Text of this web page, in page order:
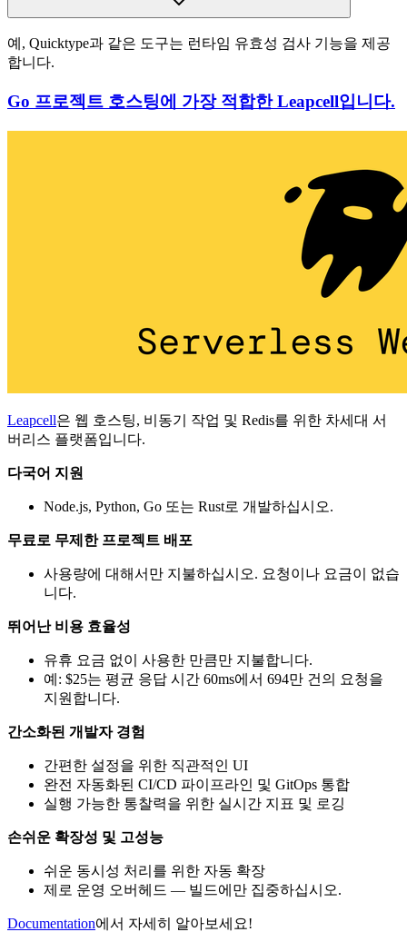
예, Quicktype과 같은 도구는 런타임 유효성 검사 기능을 제공
합니다.
Go 프로젝트 호스팅에 가장 적합한 Leapcell입니다.
Leapcell은 웹 호스팅, 비동기 작업 및 Redis를 위한 차세대 서
버리스 플랫폼입니다.
다국어 지원
Node.js, Python, Go 또는 Rust로 개발하십시오.
무료로 무제한 프로젝트 배포
사용량에 대해서만 지불하십시오. 요청이나 요금이 없습
니다.
뛰어난 비용 효율성
유휴 요금 없이 사용한 만큼만 지불합니다.
예: $25는 평균 응답 시간 60ms에서 694만 건의 요청을
지원합니다.
간소화된 개발자 경험
간편한 설정을 위한 직관적인 UI
완전 자동화된 CI/CD 파이프라인 및 GitOps 통합
실행 가능한 통찰력을 위한 실시간 지표 및 로깅
손쉬운 확장성 및 고성능
쉬운 동시성 처리를 위한 자동 확장
제로 운영 오버헤드 — 빌드에만 집중하십시오.
Documentation에서 자세히 알아보세요!